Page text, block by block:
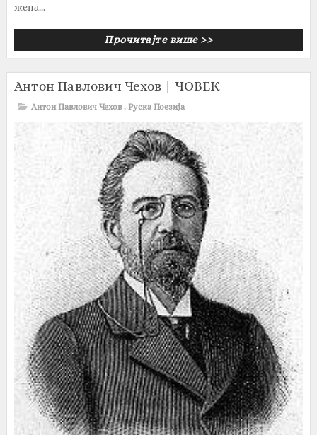
жена...
Прочитајте више >>
Антон Павлович Чехов | ЧОВЕК
Антон Павлович Чехов , Руска Поезија